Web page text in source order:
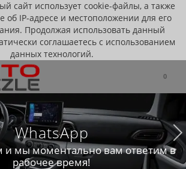
сайт использует cookie-файлы, а также
об IP-адресе и местоположении для его
Продолжая использовать данный
соглашаетесь с использованием
данных технологий.
0
WhatsApp
мы моментально вам ответим в
рабочее время!